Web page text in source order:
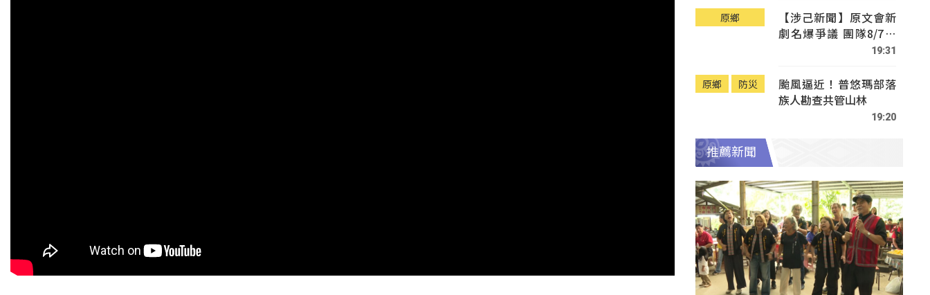
原鄉
【涉己新聞】原文會新
劇名爆爭議 團隊8/7赴
19:31
原鄉 防災
颱風逼近！普悠瑪部落
族人勘查共管山林
19:20
推薦新聞